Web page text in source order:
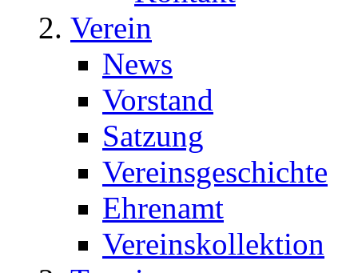
Verein
News
Vorstand
Satzung
Vereinsgeschichte
Ehrenamt
Vereinskollektion